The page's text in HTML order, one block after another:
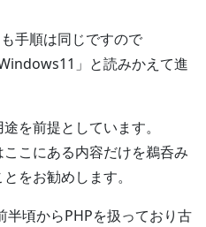
手順は同じですので
」と読みかえて進
を前提としています。
こにある内容だけを鵜呑み
をお勧めします。
半頃からPHPを扱っており古